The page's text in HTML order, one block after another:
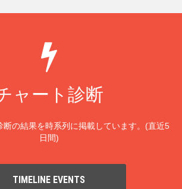
ャート診断
断の結果を時系列に掲載しています。(直近5
日間)
TIMELINE EVENTS